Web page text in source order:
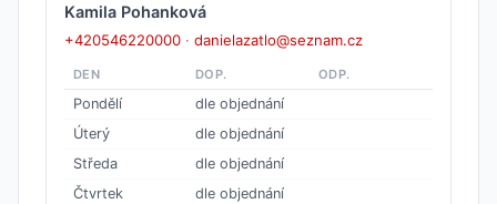
Kamila Pohanková
+420546220000 · danielazatlo@seznam.cz
DEN DOP. ODP.
Pondělí
dle objednání
Úterý
dle objednání
Středa
dle objednání
Čtvrtek
dle objednání